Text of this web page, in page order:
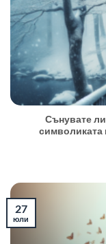
Сънувате
символиката
27
юли